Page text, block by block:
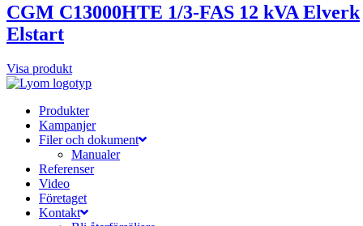
CGM C13000HTE 1/3-FAS 12 kVA Elverk
Elstart
Visa produkt
Produkter
Kampanjer
Filer och dokument
Manualer
Referenser
Video
Företaget
Kontakt